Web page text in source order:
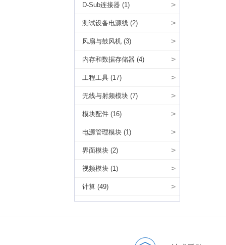
D-Sub连接器 (1) >
测试设备电源线 (2) >
风扇与鼓风机 (3) >
内存和数据存储器 (4) >
工程工具 (17) >
无线与射频模块 (7) >
模块配件 (16) >
电源管理模块 (1) >
界面模块 (2) >
视频模块 (1) >
计算 (49) >